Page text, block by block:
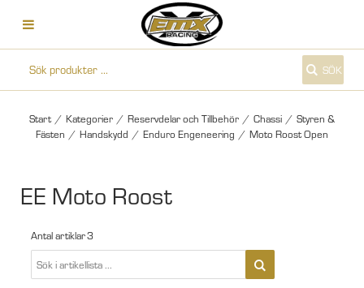
SÖK
Start / Kategorier / Reservdelar och Tillbehör / Chassi / Styren &
Fästen / Handskydd / Enduro Engeneering / Moto Roost Open
EE Moto Roost
Antal artiklar3